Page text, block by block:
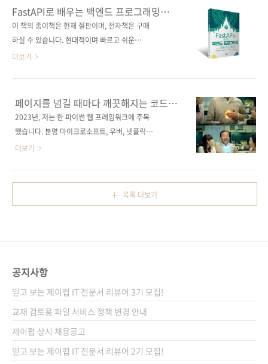
있다. 도서구매 사이트(가나다순) [교보문고] [도
서11번가] [알라딘] [예스이십사] [인터파크] [쿠
팡] 전자책 구매..
기 시작하면서 이제는 리액트 프로젝트의 오버
엔지니어링을 피하려면 의식적인 노력이 필요한
수준에까지 이르렀습니다. 오늘날 웹 개발은 덩
되어버렸습니다. 사실 리액트 같은 프레임워크
의 도움 없이 대규모 웹 앱을 만들기란 어려운 상
토타입을 만들고 점차 필요한 기능을 추가해나
가는 방식은 이제 구시대의 것이 되고 말았습니
다. 거대 괴수를 길들이지 못한다면 대규모 웹 앱
개발은 불가능하고, 소프트..
FastAPI로 배우는 백엔드 프로그래밍
with 클린 아키텍처
이 책의 종이책은 현재 절판이며, 전자책은 구매
하실 수 있습니다. 현대적이며 빠르고 쉬운
FastAPI 사용법 파이썬 기반의 FastAPI는 플
를 클린 아키텍처로 작성하는 법을 안내한다. 클
린 아키텍처는 계층이 많아짐에 따라 코드의 양
또한 늘어나지만, 계층을 나누기 편한 FastAPI
임워크다. TIL 앱을 만들기 위해 먼저 FastAPI
와 클린 아키텍처의 개념과 기능을 알아본 후 회
원 가입, DI 도입, CRUD 기능, JWT, 환경변수
설정, 클린 아키텍처 계층 구현, 테스트 작성 등
더보기
페이지를 넘길 때마다 깨끗해지는 코드의
비밀
2023년, 저는 한 파이썬 웹 프레임워크에 주목
했습니다. 분명 마이크로소프트, 우버, 넷플릭스
등 많은 회사에서 도입했고, 개발자 사이에서 인
장해 성능과 간결함 덕분에 빠르게 인기를 끌었
고, 특히 2020년을 기점으로 많은 주목을 받으
자인 한용재 님은 저서 《NestJS로 배우는 백
엔드 프로그래밍》을 통해 NestJS를 활용해 클
린 아키텍처를 적용하는 방법을 다뤘고, 이
후 《처음 시작하는 FastAPI》를 번역했습니
다)...
더보기
목록 더보기
공지사항
믿고 보는 제이펍 IT 전문서 리뷰어 3기 모집!
교재 검토용 파일 서비스 정책 변경 안내
제이펍 상시 채용공고
믿고 보는 제이펍 IT 전문서 리뷰어 2기 모집!